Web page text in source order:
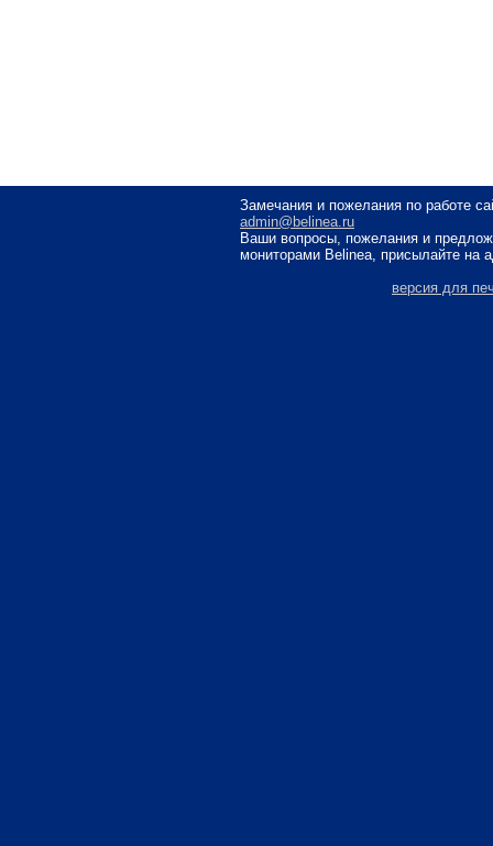
Замечания и пожелания по работе
admin@belinea.ru
Ваши вопросы, пожелания и
мониторами Belinea, присылайте на
версия для